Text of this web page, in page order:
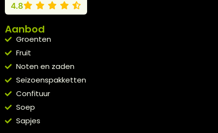
4.8
Aanbod
Groenten
Fruit
Noten en zaden
Seizoenspakketten
Confituur
Soep
Sapjes